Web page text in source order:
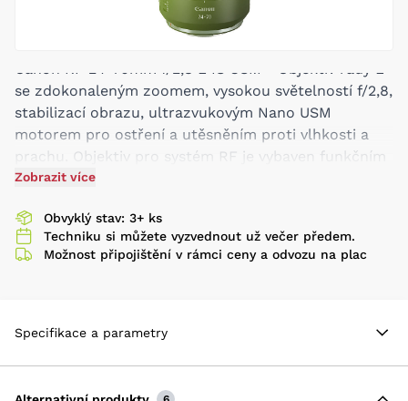
Canon RF 24-70mm f/2,8 L IS USM - Objektiv řady L
se zdokonaleným zoomem, vysokou světelností f/2,8,
stabilizací obrazu, ultrazvukovým Nano USM
motorem pro ostření a utěsněním proti vlhkosti a
prachu. Objektiv pro systém RF je vybaven funkčním
kroužkem, který můžete naprogramovat pro
expozice. Stabilizace a slušná světelnost přidává
hodnotu objektivu i pro videotvůrce. 3 asférické
členy upravují sférické aberace a zkreslení a zlepšují
chromatické aberace a barevné lemování, poskytují
přichytávání nečistot, otisků prstů a mastnoty.
Zobrazit více
Obvyklý stav: 3+ ks
Techniku si můžete vyzvednout už večer předem.
Možnost připojištění v rámci ceny a odvozu na plac
Specifikace a parametry